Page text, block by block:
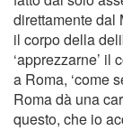
direttamente dal
il corpo della
‘apprezzarne’ il
a Roma, ‘come
Roma dà una
questo, che io